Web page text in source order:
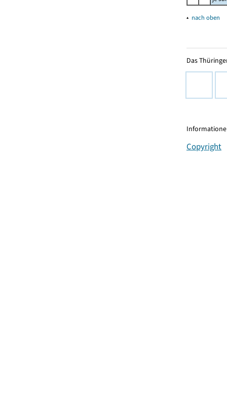
▴ nach oben
Das
Copyright